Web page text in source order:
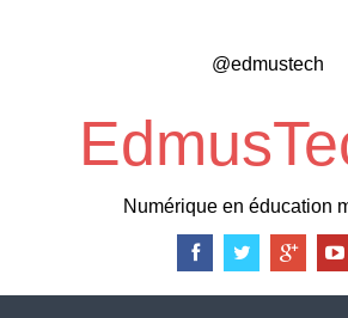
@edmustech
Numérique en éducation